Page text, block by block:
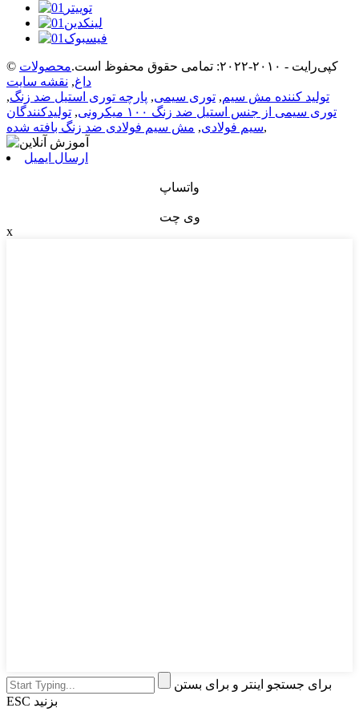
© کپی‌رایت - ۲۰۱۰-۲۰۲۲: تمامی حقوق محفوظ است.
محصولات
داغ, نقشه سایت
تولید کننده مش سیم, توری سیمی, پارچه توری استیل ضد زنگ,
توری سیمی از جنس استیل ضد زنگ ۱۰۰ میکرونی
, تولیدکنندگان
سیم فولادی, مش سیم فولادی ضد زنگ بافته شده ,
ارسال ایمیل
واتساپ
وی چت
x
برای جستجو اینتر و برای بستن
ESC بزنید